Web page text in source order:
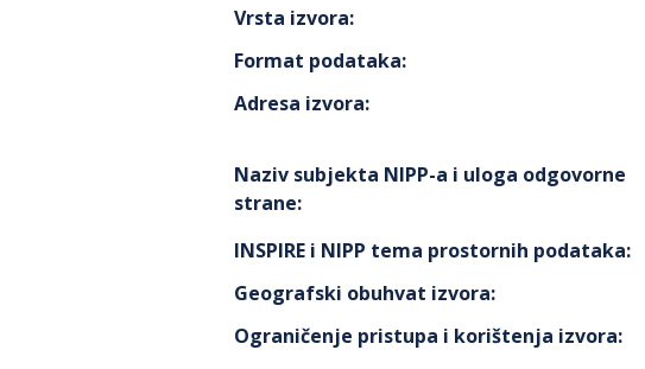
Vrsta izvora:
Format podataka:
Adresa izvora:
Naziv subjekta NIPP-a i uloga odgovorne
strane:
INSPIRE i NIPP tema prostornih podataka:
Geografski obuhvat izvora:
Ograničenje pristupa i korištenja izvora: